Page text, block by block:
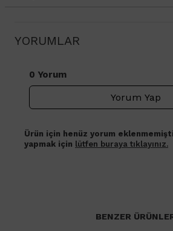
YORUMLAR
0 Yorum
Yorum Yap
Ürün için henüz yorum
yapmak için lütfen buraya tıklayınız.
BENZER